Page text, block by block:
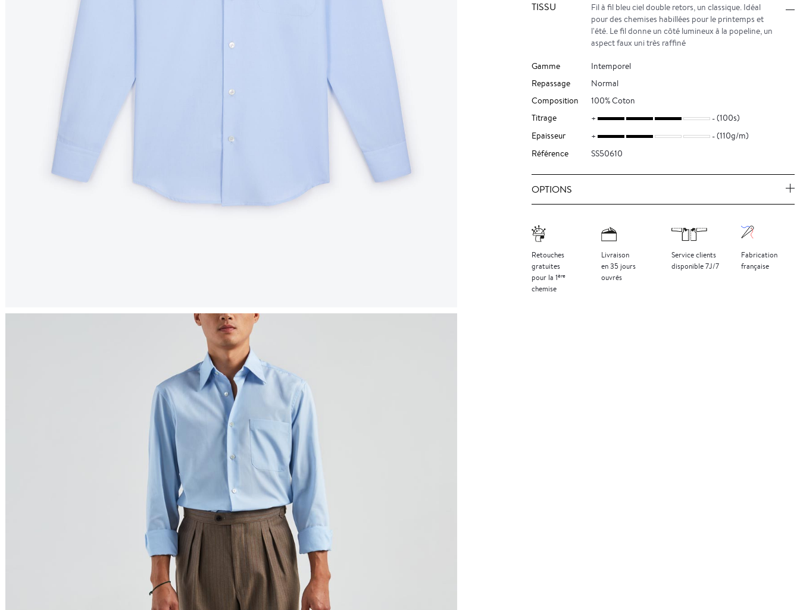
TISSU
Fil à fil bleu ciel double retors, un classique. Idéal
pour des chemises habillées pour le printemps et
l'été. Le fil donne un côté lumineux à la popeline, un
aspect faux uni très raffiné
Gamme
Intemporel
Repassage
Normal
Composition
100% Coton
Titrage
(100s)
Epaisseur
(110g/m)
Référence
SS50610
OPTIONS
Retouches
gratuites
pour la 1ère
chemise
Livraison
en 35 jours
ouvrés
Service clients
disponible 7J/7
Fabrication
française